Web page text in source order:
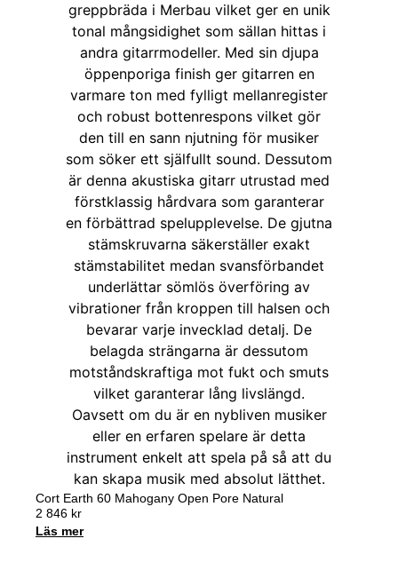
Cort Earth 60 Mahogany Open Pore Natural
2 846 kr
Läs mer